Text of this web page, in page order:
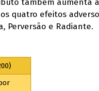
também aumenta
quatro efeitos
Perversão e Radiante.